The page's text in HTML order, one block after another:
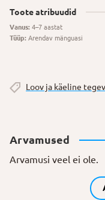
Toote atribuudid
Vanus: 4–7 aastat
Tüüp: Arendav mänguasi
Loov ja käeline
Arvamused
Arvamusi veel ei ole.